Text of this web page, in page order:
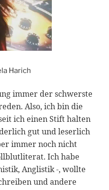
Harich
immer der schwerste
Also, ich bin die
ich einen Stift halten
gut und leserlich
immer noch nicht
Ich habe
Anglistik -, wollte
und andere